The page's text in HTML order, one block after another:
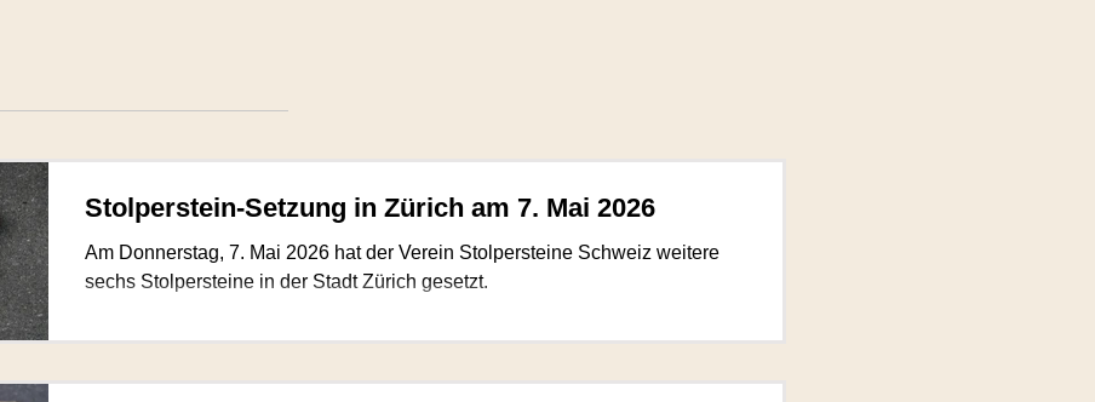
Stolperstein-Setzung in Zürich am 7. Mai 2026
Am Donnerstag, 7. Mai 2026 hat der Verein Stolpersteine Schweiz weitere
sechs Stolpersteine in der Stadt Zürich gesetzt.